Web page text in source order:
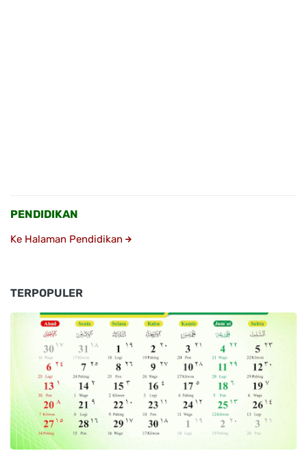
PENDIDIKAN
Ke Halaman Pendidikan
TERPOPULER